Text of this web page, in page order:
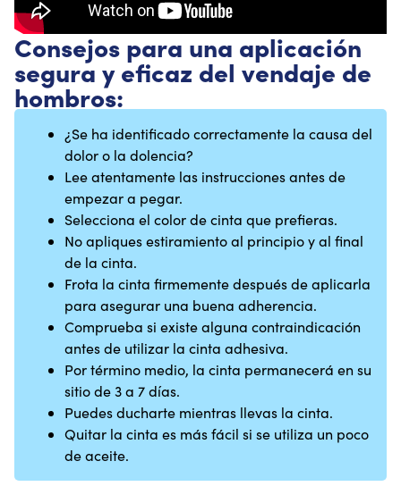
Consejos para una aplicación
segura y eficaz del vendaje de
hombros:
¿Se ha identificado correctamente la causa del
dolor o la dolencia?
Lee atentamente las instrucciones antes de
empezar a pegar.
Selecciona el color de cinta que prefieras.
No apliques estiramiento al principio y al final
de la cinta.
Frota la cinta firmemente después de aplicarla
para asegurar una buena adherencia.
Comprueba si existe alguna contraindicación
antes de utilizar la cinta adhesiva.
Por término medio, la cinta permanecerá en su
sitio de 3 a 7 días.
Puedes ducharte mientras llevas la cinta.
Quitar la cinta es más fácil si se utiliza un poco
de aceite.